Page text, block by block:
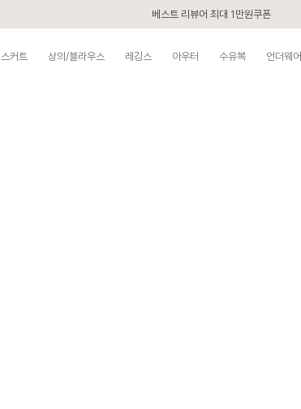
베스트 리뷰어 최대 1만원쿠폰
스커트 상의/블라우스 레깅스 아우터 수유복 언더웨어